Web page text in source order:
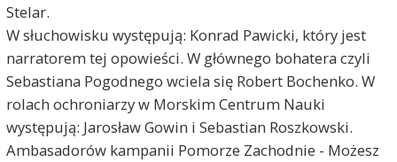
Stelar.
W słuchowisku występują: Konrad Pawicki, który jest
narratorem tej opowieści. W głównego bohatera czyli
Sebastiana Pogodnego wciela się Robert Bochenko. W
rolach ochroniarzy w Morskim Centrum Nauki
występują: Jarosław Gowin i Sebastian Roszkowski.
Ambasadorów kampanii Pomorze Zachodnie - Możesz